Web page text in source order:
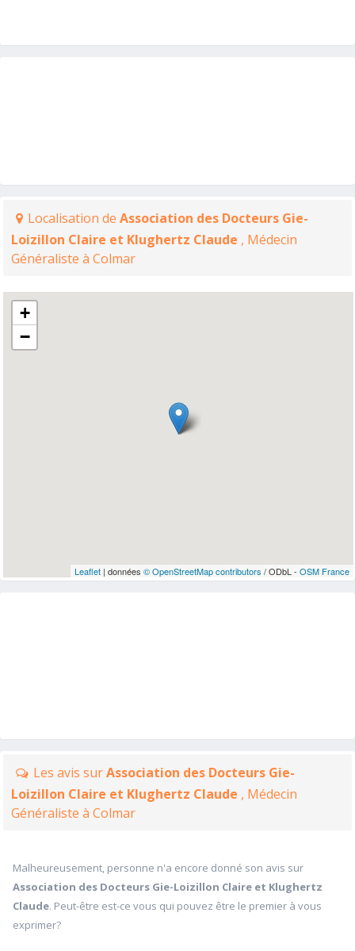
Localisation de Association des Docteurs Gie-
Loizillon Claire et Klughertz Claude , Médecin
Généraliste à Colmar
+
−
Leaflet| données © OpenStreetMap contributors / ODbL - OSM France
Les avis surAssociation des Docteurs Gie-
Loizillon Claire et Klughertz Claude , Médecin
Généraliste à Colmar
Malheureusement, personne n'a encore donné son avis sur
Association des Docteurs Gie-Loizillon Claire et Klughertz
Claude. Peut-être est-ce vous qui pouvez être le premier à vous
exprimer?